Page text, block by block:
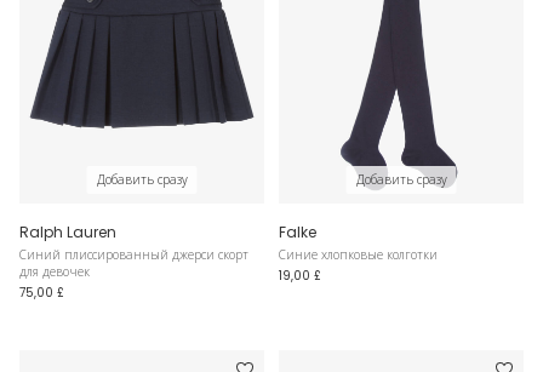
Добавить сразу
Ralph Lauren
Синий плиссированный джерси скорт
для девочек
75,00 £
Добавить сразу
Falke
Синие хлопковые колготки
19,00 £